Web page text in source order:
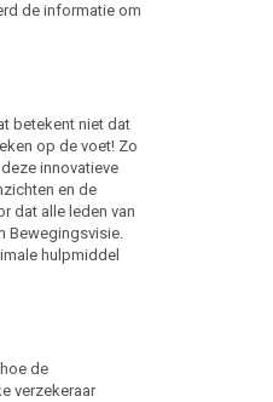
de informatie om
betekent niet dat
op de voet! Zo
innovatieve
en de
dat alle leden van
Bewegingsvisie.
hulpmiddel
de
verzekeraar